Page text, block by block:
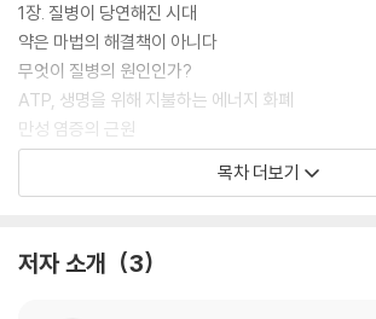
1장. 질병이 당연해진 시대
약은 마법의 해결책이 아니다
무엇이 질병의 원인인가?
ATP, 생명을 위해 지불하는 에너지 화폐
만성 염증의 근원
내 몸은 제대로 기능하고 있을까?
나의 어머니 게일 이야기
목차 더보기
저자 소개 3